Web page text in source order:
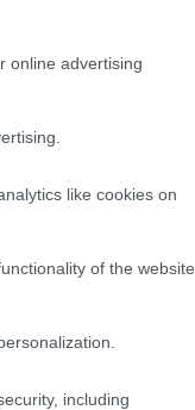
online advertising
like cookies on
of the website
including